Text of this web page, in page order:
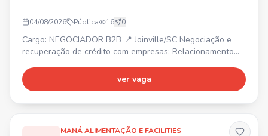
04/08/2026 Pública 16 0
Cargo: NEGOCIADOR B2B 📍 Joinville/SC Negociação e
recuperação de crédito com empresas; Relacionamento
de Telemarketing B2B (Araquari/SC), Estagiário de
Marketing (Joinville/SC), Back Office (Joinville/SC),
ver vaga
MANÁ ALIMENTAÇÃO E FACILITIES